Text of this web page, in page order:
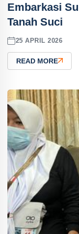
Embarkasi
Tanah Suci
25 APRIL 2026
READ MORE